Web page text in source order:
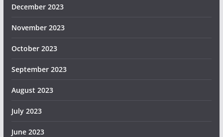
December 2023
November 2023
October 2023
September 2023
August 2023
July 2023
June 2023